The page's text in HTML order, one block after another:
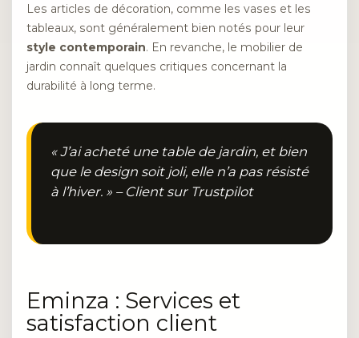
Les articles de décoration, comme les vases et les
tableaux, sont généralement bien notés pour leur
style contemporain. En revanche, le mobilier de
jardin connaît quelques critiques concernant la
durabilité à long terme.
« J’ai acheté une table de jardin, et bien
que le design soit joli, elle n’a pas résisté
à l’hiver. » – Client sur Trustpilot
Eminza : Services et
satisfaction client